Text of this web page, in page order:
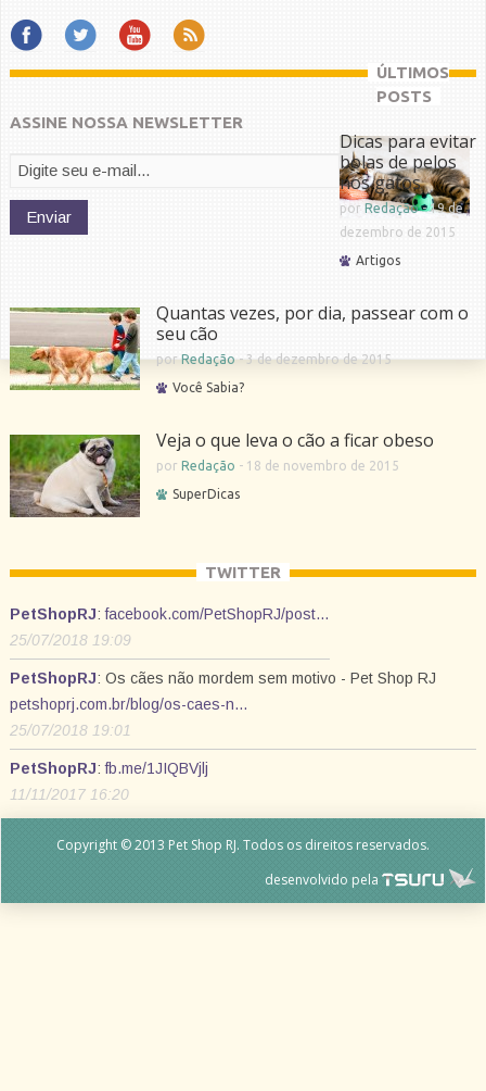
ASSINE NOSSA NEWSLETTER
ÚLTIMOS
POSTS
Dicas para evitar
bolas de pelos
nos gatos
por Redação-19 de
dezembro de 2015
Artigos
Quantas vezes, por dia, passear com o
seu cão
porRedação-3 de dezembro de 2015
Você Sabia?
Veja o que leva o cão a ficar obeso
por Redação - 18 de novembro de 2015
SuperDicas
TWITTER
PetShopRJ:facebook.com/PetShopRJ/post…
25/07/2018 19:09
PetShopRJ: Os cães não mordem sem motivo - Pet Shop RJ
petshoprj.com.br/blog/os-caes-n…
25/07/2018 19:01
PetShopRJ:fb.me/1JIQBVjlj
11/11/2017 16:20
Copyright © 2013 Pet Shop RJ. Todos os direitos reservados.
desenvolvido pela